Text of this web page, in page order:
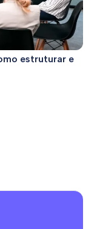
estruturar e